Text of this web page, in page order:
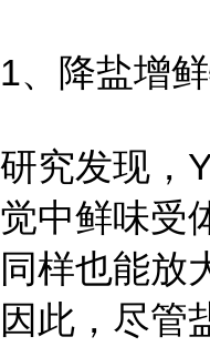
1、降盐增
研究发现，
觉中鲜味受
同样也能放
因此，尽管